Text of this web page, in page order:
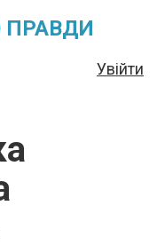
Увійти